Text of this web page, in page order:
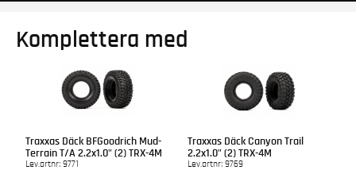
Komplettera med
Traxxas Däck BFGoodrich Mud-
Terrain T/A 2.2x1.0" (2) TRX-4M
Lev.artnr: 9771
Traxxas Däck Canyon Trail
2.2x1.0" (2) TRX-4M
Lev.artnr: 9769